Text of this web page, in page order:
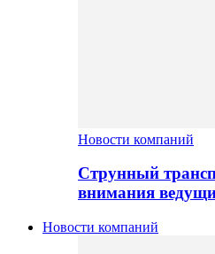
Новости компаний
Струнный
внимания
Новости компаний